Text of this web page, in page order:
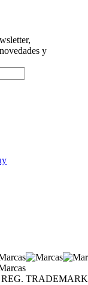
y
TRADEMARK